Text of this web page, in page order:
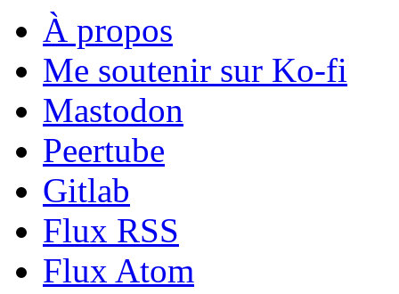
À propos
Me soutenir sur Ko-fi
Mastodon
Peertube
Gitlab
Flux RSS
Flux Atom